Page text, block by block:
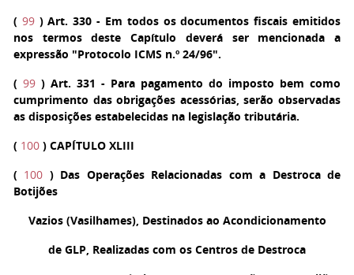
( 99 )Art. 330 - Em todos os documentos fiscais emitidos
nos termos deste Capítulo deverá ser mencionada a
expressão "Protocolo ICMS n.º 24/96".
( 99 ) Art. 331 - Para pagamento do imposto bem como
cumprimento das obrigações acessórias, serão observadas
as disposições estabelecidas na legislação tributária.
( 100 ) CAPÍTULO XLIII
( 100 ) Das Operações Relacionadas com a Destroca de
Botijões
Vazios (Vasilhames), Destinados ao Acondicionamento
de GLP, Realizadas com os Centros de Destroca